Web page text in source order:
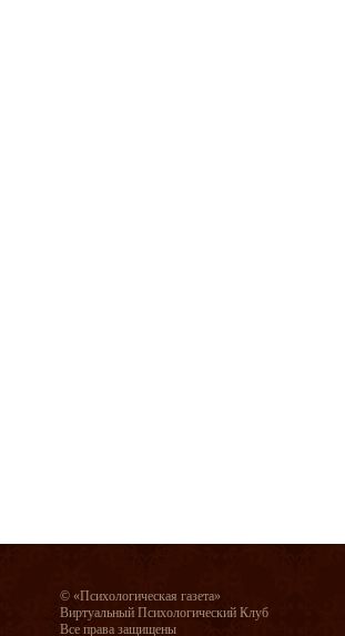
© «Психологическая газета»
Виртуальный Психологический Клуб
Все права защищены